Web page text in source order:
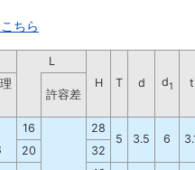
こちら
L
H
T d d1
t
許容差
16
28
5
3.5 6
20
32